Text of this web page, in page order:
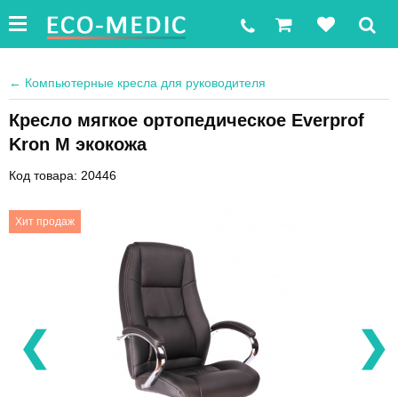
← Компьютерные кресла для руководителя
Кресло мягкое ортопедическое Everprof
Kron M экокожа
Код товара: 20446
Хит продаж
❮ ❯